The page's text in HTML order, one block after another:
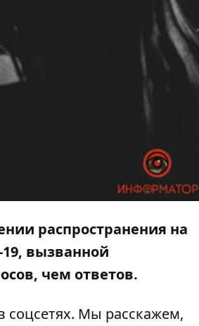
распространения на
вызванной
чем ответов.
соцсетях. Мы расскажем,